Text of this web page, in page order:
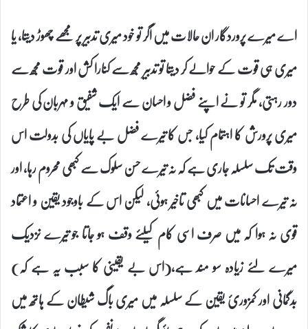
اے میرے پروردگار ان حالات میں اگر تو خود میری تدبیر پر مجھے چھوڑ دیتا، یا
میری ہی قوت کے حوالے کر دیتا تو تدبیر مجھ سے کنارا کش اور قوت مجھ سے
دور رہتی، مگر تو نے اپنے فضل و احسان سے ایک شفیق و مہربان کی طرح
میری پرورش کا اہتمام کیا، جس کا تیرے فضل بے پایاں کی بدولت اس
وقت تک سلسلہ جاری ہے کہ نہ تیرے حسن سلوک سے کبھی محروم رہا، اور
نہ تیرے احسانات میں کبھی تاخیر ہوئی، لیکن اس کے باوجود یقین و اعتماد
قوی نہ ہوا کہ میں صرف اسی کام کیلئے وقف ہو جاتا جو تیرے نزدیک
میرے لئے زیادہ سو مند ہے،(اس بے یقینی کا سبب یہ ہے کہ)
بدگمانی اور کمزوریٔ یقین کے سلسلہ میں میری باگ شیطان کے ہاتھ میں